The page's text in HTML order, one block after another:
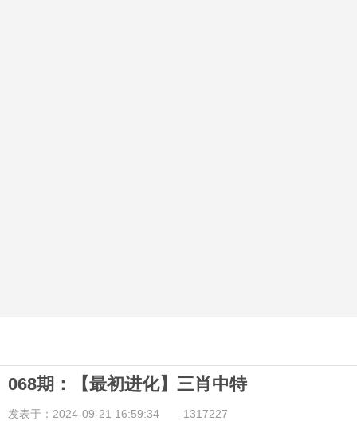
068期：【最初进化】三肖中特
发表于：2024-09-21 16:59:34 1317227